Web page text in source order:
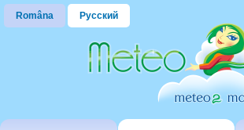
Româna Русский